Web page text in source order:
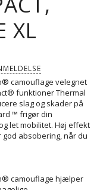
XL
camouflage velegnet
funktioner Thermal
slag og skader på
™ frigør din
let mobilitet. Høj effekt
absobering, når du
camouflage hjælper